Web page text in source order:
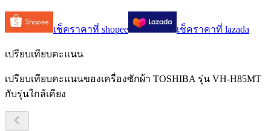
เช็คราคาที่ shopee เช็คราคาที่ lazada
เปรียบเทียบคะแนน
เปรียบเทียบคะแนนของเครื่องซักผ้า TOSHIBA รุ่น VH-H85MT
กับรุ่นใกล้เคียง